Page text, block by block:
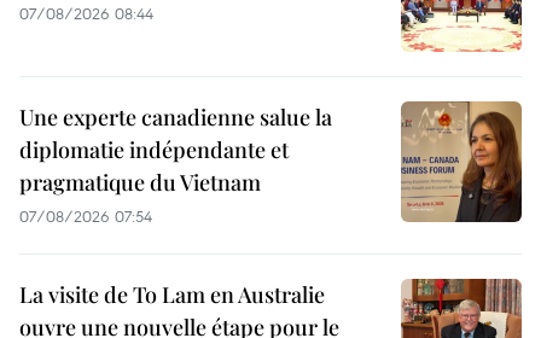
07/08/2026 08:44
Une experte canadienne salue la
diplomatie indépendante et
pragmatique du Vietnam
07/08/2026 07:54
La visite de To Lam en Australie
ouvre une nouvelle étape pour le